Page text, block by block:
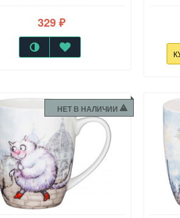
329 ₽
НЕТ В НАЛИЧИИ